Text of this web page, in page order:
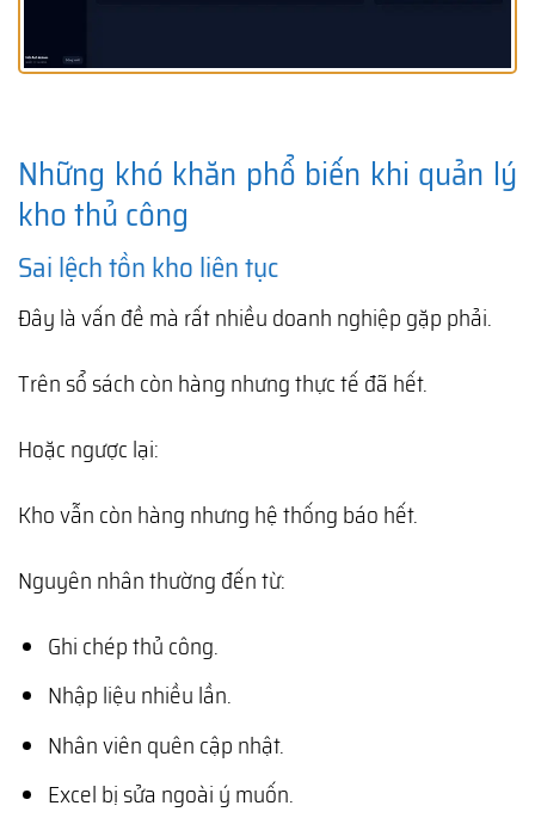
Những khó khăn phổ biến khi quản lý
kho thủ công
Sai lệch tồn kho liên tục
Đây là vấn đề mà rất nhiều doanh nghiệp gặp phải.
Trên sổ sách còn hàng nhưng thực tế đã hết.
Hoặc ngược lại:
Kho vẫn còn hàng nhưng hệ thống báo hết.
Nguyên nhân thường đến từ:
Ghi chép thủ công.
Nhập liệu nhiều lần.
Nhân viên quên cập nhật.
Excel bị sửa ngoài ý muốn.